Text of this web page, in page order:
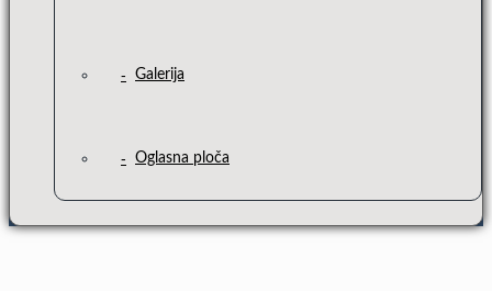
Galerija
Oglasna ploča